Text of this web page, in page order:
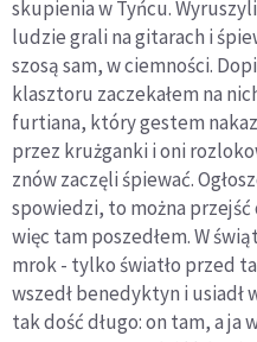
skupienia w Tyńcu.
ludzie grali na gitarach i
szosą sam, w ciemności.
klasztoru zaczekałem na
furtiana, który gestem
przez krużganki i oni
znów zaczęli śpiewać.
spowiedzi, to można przejść
więc tam poszedłem. W
mrok - tylko światło przed
wszedł benedyktyn i usiadł
tak dość długo: on tam, a ja